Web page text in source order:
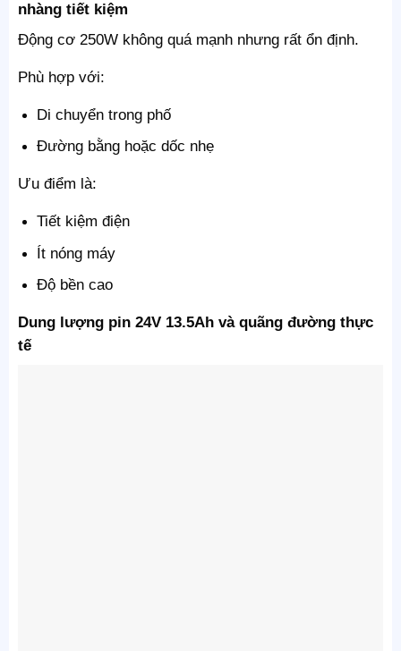
nhàng tiết kiệm
Động cơ 250W không quá mạnh nhưng rất ổn định.
Phù hợp với:
Di chuyển trong phố
Đường bằng hoặc dốc nhẹ
Ưu điểm là:
Tiết kiệm điện
Ít nóng máy
Độ bền cao
Dung lượng pin 24V 13.5Ah và quãng đường thực
tế